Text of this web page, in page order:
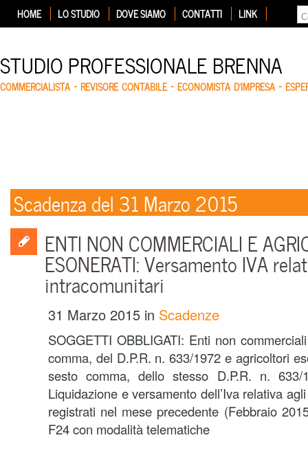
HOME LO STUDIO DOVE SIAMO CONTATTI LINK
STUDIO PROFESSIONALE BRENNA
COMMERCIALISTA – REVISORE CONTABILE – ECONOMISTA D'IMPRESA –
Scadenza del 31 Marzo 2015
ENTI NON COMMERCIALI E
ESONERATI: Versamento IVA
intracomunitari
31 Marzo 2015 in Scadenze
SOGGETTI OBBLIGATI: Enti non
comma, del D.P.R. n. 633/1972 e agricoltori
sesto comma, dello stesso D.P.R. n. 633/
Liquidazione e versamento dell’Iva relativa
registrati nel mese precedente (Febbraio
F24 con modalità telematiche